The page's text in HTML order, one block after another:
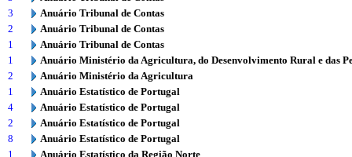
3
Anuário Tribunal de Contas
2
Anuário Tribunal de Contas
1
Anuário Tribunal de Contas
1
Anuário Ministério da Agricultura, do Desenvolvimento Rural e das
2
Anuário Ministério da Agricultura
1
Anuário Estatístico de Portugal
4
Anuário Estatístico de Portugal
2
Anuário Estatístico de Portugal
8
Anuário Estatístico de Portugal
1
Anuário Estatístico da Região Norte